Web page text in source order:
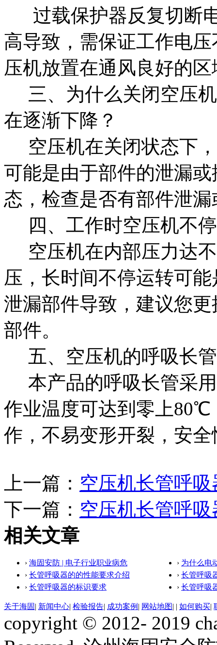
过载保护器反复切断
高导致，需保证工作电
压机放置在通风良好的
三、为什么关闭空压
在逐渐下降？
空压机在关闭状态下
可能是由于部件的泄漏
态，检查是否有部件泄
四、工作时空压机不
空压机在内部压力达
压，长时间不停运转可
泄漏部件导致，建议您
部件。
五、空压机的呼吸长
本产品的呼吸长管采用
作业温度可达到零上
作，不易变形开裂，安
上一篇： 空压机长管呼
下一篇： 空压机长管呼
相关文章
› 海固安防 | 电子行业职业病危 › 为什么电
› 长管呼吸器的的性能要求介绍 › 长管呼吸
› 长管呼吸器的标识要求 › 长管呼吸
关于海固 | 新闻中心| 检验报告| 成功案例 | 网站地图| | 如何购买|
copyright © 2012- 2019